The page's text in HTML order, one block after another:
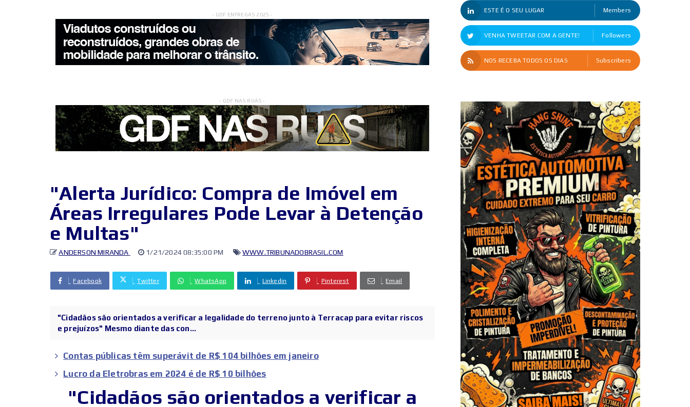
- GDF ENTREGAS 2025 -
- GDF NAS RUAS -
"Alerta Jurídico: Compra de Imóvel em
Áreas Irregulares Pode Levar à Detenção
e Multas"
ANDERSON MIRANDA 1/21/2024 08:35:00 PM WWW.TRIBUNADOBRASIL.COM
Facebook Twitter WhatsApp Linkedin Pinterest Email
"Cidadãos são orientados a verificar a legalidade do terreno junto à Terracap para evitar riscos
e prejuízos" Mesmo diante das con...
Contas públicas têm superávit de R$ 104 bilhões em janeiro
Lucro da Eletrobras em 2024 é de R$ 10 bilhões
"Cidadãos são orientados a verificar a
ESTE É O SEU LUGAR Members
VENHA TWEETAR COM A GENTE! Followers
NOS RECEBA TODOS OS DIAS Subscribers